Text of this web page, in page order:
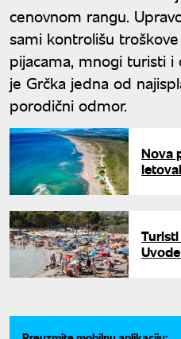
cenovnom rangu.
sami kontrolišu
pijacama, mnogi turisti
je Grčka jedna od
porodični odmor.
Nova